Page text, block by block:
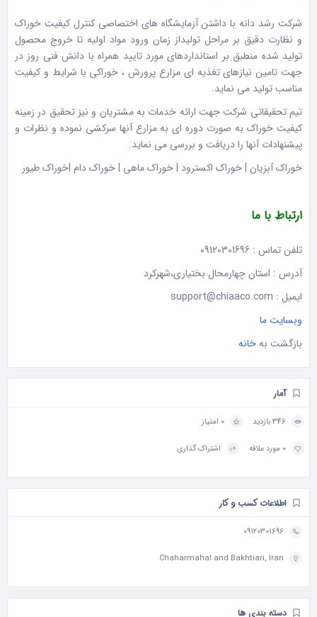
شرکت رشد دانه با داشتن آزمایشگاه های اختصاصی کنترل کیفیت خوراک
و نظارت دقیق بر مراحل تولیداز زمان ورود مواد اولیه تا خروج محصول
تولید شده منطبق بر استانداردهای مورد تایید همراه با دانش فنی روز در
جهت تامین نیازهای تغذیه ای مزارع پرورش ، خوراکی با شرایط و کیفیت
مناسب تولید می نماید.
تیم تحقیقاتی شرکت جهت ارائه خدمات به مشتریان و نیز تحقیق در زمینه
کیفیت خوراک به صورت دوره ای به مزارع آنها سرکشی نموده و نظرات و
پیشنهادات آنها را دریافت و بررسی می نماید.
خوراک آبزیان | خوراک اکسترود | خوراک ماهی | خوراک دام |خوراک طیور
ارتباط با ما
تلفن تماس : 09120301696
آدرس : استان چهارمحال بختیاری،شهرکرد
ایمیل : support@chiaaco.com
وبسایت ما
بازگشت بهخانه
آمار
346 بازدید 0 امتیاز
0 مورد علاقه اشتراک گذاری
اطلاعات کسب و کار
09120301696
Chaharmahal and Bakhtiari, Iran
دسته بندی ها